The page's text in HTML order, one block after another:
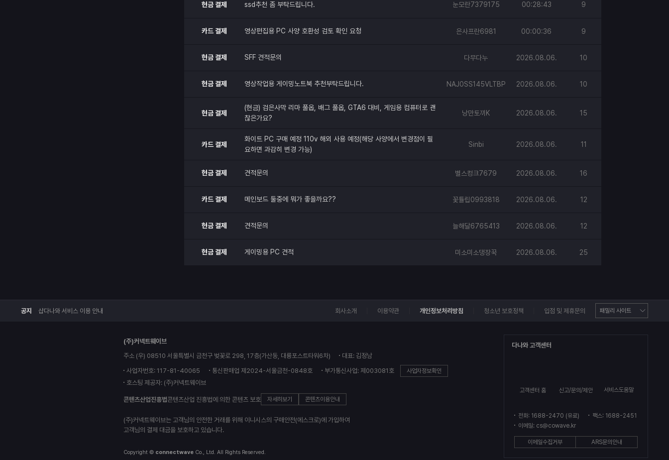
현금 결제 ssd추천 좀 부탁드립니다. 눈모란7379175 00:28:43 9
카드 결제 영상편집용 PC 사양 호환성 검토 확인 요청 은사프란6981 00:00:36 9
현금 결제 SFF 견적문의 다무다누 2026.08.06. 10
현금 결제 영상작업용 게이밍노트북 추천부탁드립니다. NAJ0SS145VLTBP 2026.08.06. 10
현금 결제
(현금) 검은사막 리마 풀옵, 배그 풀옵, GTA6 대비, 게임용 컴퓨터로 괜
찮은가요?
낭만토끼K 2026.08.06. 15
카드 결제
화이트 PC 구매 예정 110v 해외 사용 예정(해당 사양에서 변경점이 필
요하면 과감히 변경 가능)
Sinbi 2026.08.06. 11
현금 결제 견적문의 별스컹크7679 2026.08.06. 16
카드 결제 메인보드 둘중에 뭐가 좋을까요?? 꽃튤립0993818 2026.08.06. 12
현금 결제 견적문의 늘해달6765413 2026.08.06. 12
현금 결제 게이밍용 PC 견적 미소미소댕장꾹 2026.08.06. 25
공지 샵다나와 서비스 이용 안내 회사소개 이용약관 개인정보처리방침 청소년 보호정책 입점 및 제휴문의
(주)커넥트웨이브
주소 (우) 08510 서울특별시 금천구 벚꽃로 298, 17층(가산동, 대륭포스트타워6차)
대표: 김정남
사업자번호: 117-81-40065
통신판매업 제2024-서울금천-0848호 부가통신사업: 제003081호 사업자정보확인
호스팅 제공자: (주)커넥트웨이브
콘텐츠산업진흥법콘텐츠산업 진흥법에 의한 콘텐츠 보호 자세히보기 콘텐츠이용안내
(주)커넥트웨이브는 고객님의 안전한 거래를 위해 이니시스의 구매안전(에스크로)에 가입하여
고객님의 결제 대금을 보호하고 있습니다.
Copyright © connectwave Co., Ltd. All Rights Reserved.
다나와 고객센터
고객센터 홈 신고/문의/제안 서비스도움말
전화: 1688-2470 (유료)
팩스: 1688-2451
이메일: cs@cowave.kr
이메일수집거부 ARS문의안내